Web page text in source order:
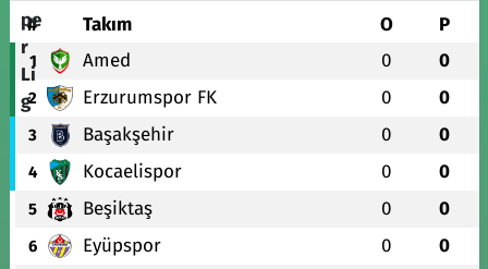
# Takım O P
1 Amed 0 0
2 Erzurumspor FK 0 0
3 Başakşehir 0 0
4 Kocaelispor 0 0
5 Beşiktaş 0 0
6 Eyüpspor 0 0